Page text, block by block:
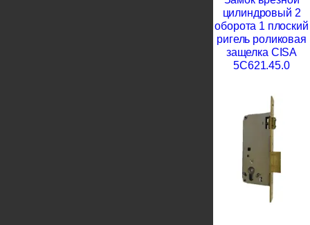
цилиндровый 2
оборота 1 плоский
ригель роликовая
защелка CISA
5C621.45.0